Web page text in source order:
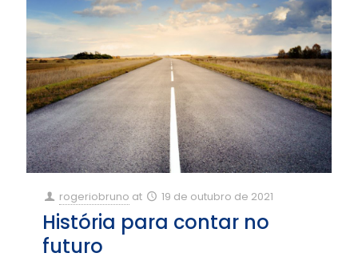
rogeriobruno at 19 de outubro de 2021
História para contar no
futuro